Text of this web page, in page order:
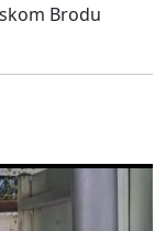
Brodu